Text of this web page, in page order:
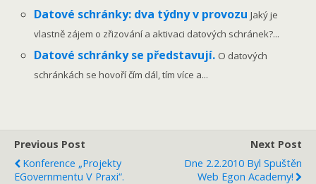
Datové schránky: dva týdny v provozuJaký je
vlastně zájem o zřizování a aktivaci datových schránek?...
Datové schránky se představují. O datových
schránkách se hovoří čím dál, tím více a...
Previous Post
Konference „Projekty
EGovernmentu V Praxi“.
Next Post
Dne 2.2.2010 Byl Spuštěn
Web Egon Academy!